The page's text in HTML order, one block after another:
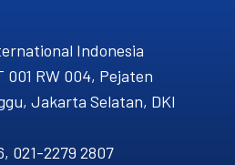
Indonesia
RW 004, Pejaten
Jakarta Selatan, DKI
021-2279 2807